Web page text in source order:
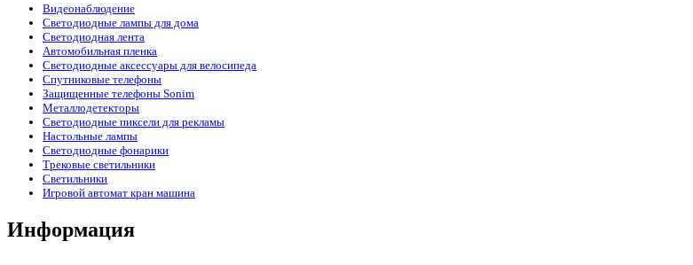
Видеонаблюдение
Светодиодные лампы для дома
Светодиодная лента
Автомобильная пленка
Светодиодные аксессуары для велосипеда
Спутниковые телефоны
Защищенные телефоны Sonim
Металлодетекторы
Светодиодные пиксели для рекламы
Настольные лампы
Светодиодные фонарики
Трековые светильники
Светильники
Игровой автомат кран машина
Информация